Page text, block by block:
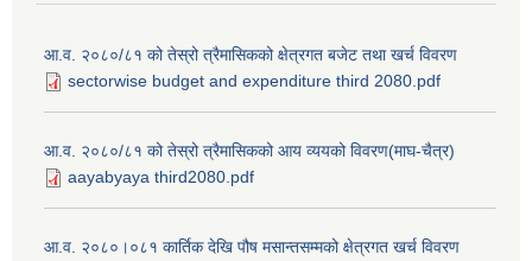
आ.व. २०८०/८१ को तेस्रो त्रैमासिकको क्षेत्रगत बजेट तथा खर्च विवरण
sectorwise budget and expenditure third 2080.pdf
आ.व. २०८०/८१ को तेस्रो त्रैमासिकको आय व्ययको विवरण(माघ-चैत्र)
aayabyaya third2080.pdf
आ.व. २०८०।०८१ कार्तिक देखि पौष मसान्तसम्मको क्षेत्रगत खर्च विवरण